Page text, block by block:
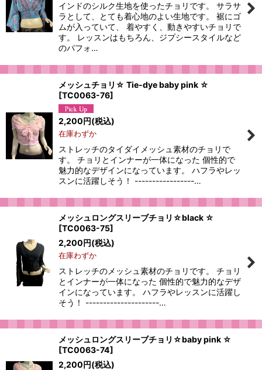
インドのシルク生地を使ったチョリです。 サラサ
ラとして、とても着心地のよい生地です。 裾にゴ
ムが入っていて、 着やすく、動きやすいチョリで
す。 レッスンはもちろん、ジプシースタイルなど
のパフォ…
メッシュチョリ☆ Tie-dye baby pink ☆
[TC0063-76]
2,200円(税込)
在庫わずか
ストレッチのタイダイメッシュ素材のチョリで
す。 チョリとインナーが一体になった 個性的で
魅力的なデザインになっています。 ハフラやレッ
スンに活躍しそう！ -----------------…
メッシュロングスリーブチョリ☆black ☆
[TC0063-75]
2,200円(税込)
在庫わずか
ストレッチのメッシュ素材のチョリです。 チョリ
とインナーが一体になった 個性的で魅力的なデザ
インになっています。 ハフラやレッスンに活躍し
そう！ ---------------------…
メッシュロングスリーブチョリ☆baby pink ☆
[TC0063-74]
2,200円(税込)